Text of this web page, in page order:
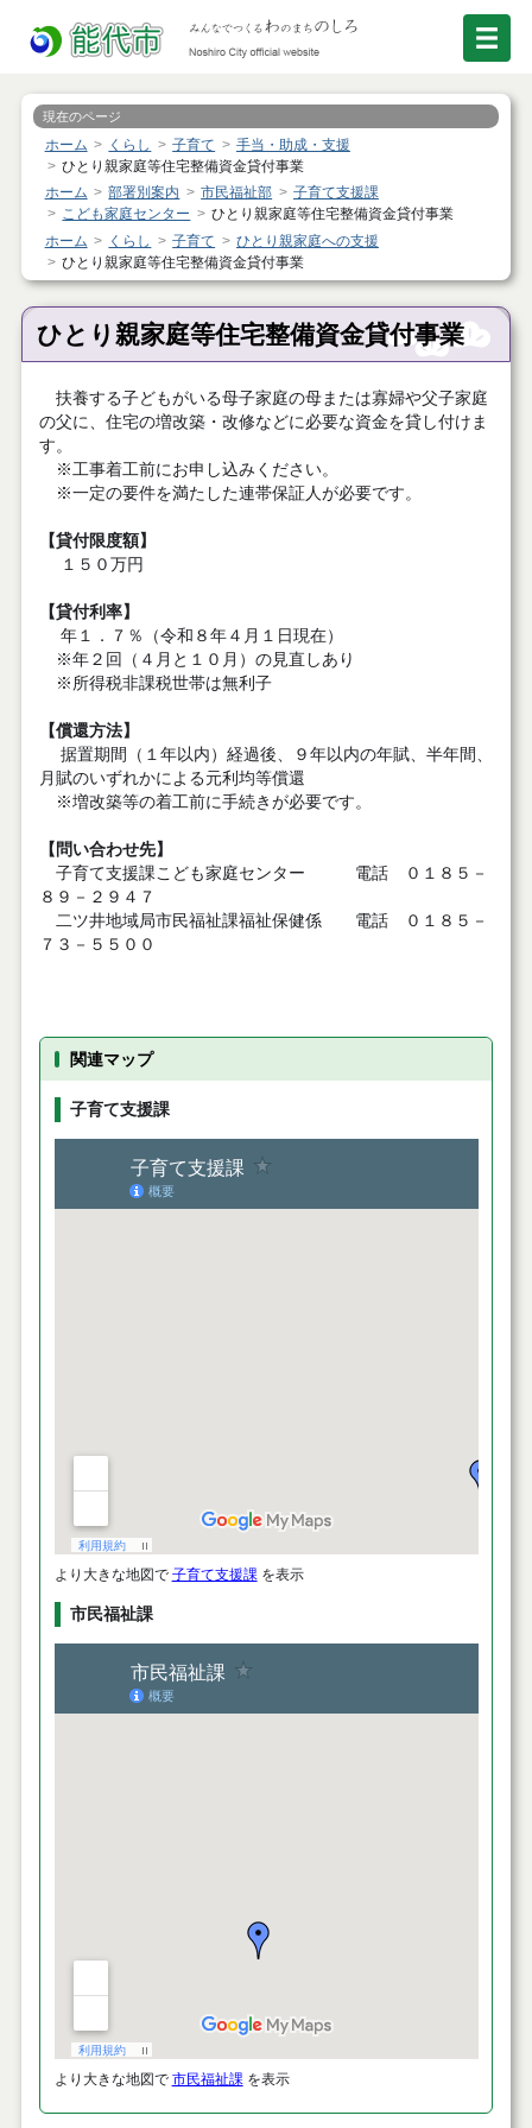
現在のページ
ホーム くらし 子育て
手当・助成・支援
ひとり親家庭等住宅整備資金貸付事業
ホーム
部署別案内 市民福祉部
子育て支援課
こども家庭センター
ひとり親家庭等住宅整備資金貸付事業
ホーム
くらし 子育て
ひとり親家庭への支援
ひとり親家庭等住宅整備資金貸付事業
ひとり親家庭等住宅整備資金貸付事業
扶養する子どもがいる母子家庭の母または寡婦や父子家庭
の父に、住宅の増改築・改修などに必要な資金を貸し付けま
す。
※工事着工前にお申し込みください。
※一定の要件を満たした連帯保証人が必要です。
【貸付限度額】
１５０万円
【貸付利率】
年１．７％（令和８年４月１日現在）
※年２回（４月と１０月）の見直しあり
※所得税非課税世帯は無利子
【償還方法】
据置期間（１年以内）経過後、９年以内の年賦、半年間、
月賦のいずれかによる元利均等償還
※増改築等の着工前に手続きが必要です。
【問い合わせ先】
子育て支援課こども家庭センター 電話 ０１８５－
８９－２９４７
二ツ井地域局市民福祉課福祉保健係 電話 ０１８５－
７３－５５００
関連マップ
子育て支援課
より大きな地図で 子育て支援課 を表示
市民福祉課
より大きな地図で 市民福祉課 を表示